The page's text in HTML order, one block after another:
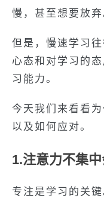
慢，甚至想要放弃
但是，慢速学习
心态和对学习的
习能力。
今天我们来看看
以及如何应对。
1.注意力不集
专注是学习的关